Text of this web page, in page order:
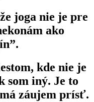
joga nie je pre
ako
kde nie je
som iný. Je to
záujem prísť.